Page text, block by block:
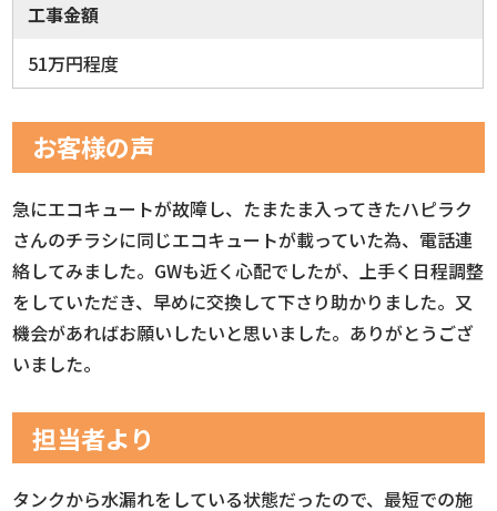
工事金額
51万円程度
お客様の声
急にエコキュートが故障し、たまたま入ってきたハピラク
さんのチラシに同じエコキュートが載っていた為、電話連
絡してみました。GWも近く心配でしたが、上手く日程調整
をしていただき、早めに交換して下さり助かりました。又
機会があればお願いしたいと思いました。ありがとうござ
いました。
担当者より
タンクから水漏れをしている状態だったので、最短での施